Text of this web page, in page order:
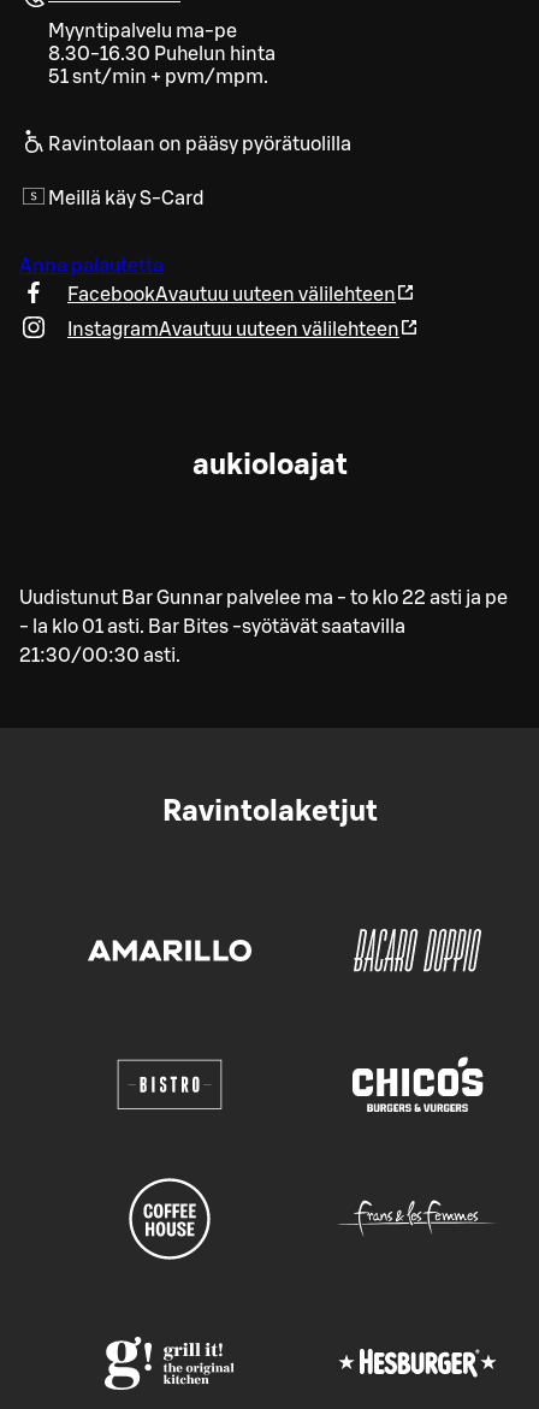
Myyntipalvelu ma-pe
8.30-16.30 Puhelun hinta
51 snt/min + pvm/mpm.
Ravintolaan on pääsy pyörätuolilla
Meillä käy S-Card
Anna palautetta
FacebookAvautuu uuteen välilehteen
InstagramAvautuu uuteen välilehteen
aukioloajat
Uudistunut Bar Gunnar palvelee ma - to klo 22 asti ja pe
- la klo 01 asti. Bar Bites -syötävät saatavilla
21:30/00:30 asti.
Ravintolaketjut